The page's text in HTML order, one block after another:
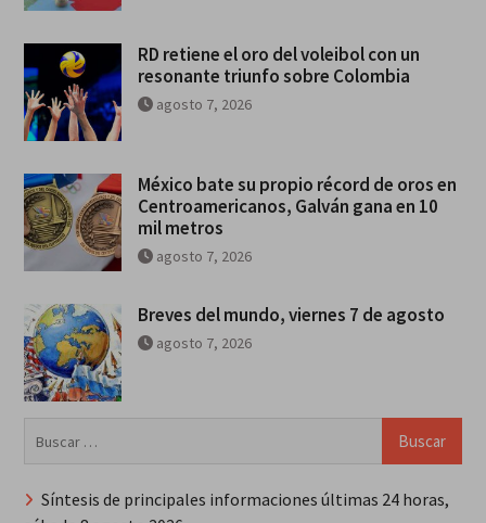
RD retiene el oro del voleibol con un
resonante triunfo sobre Colombia
agosto 7, 2026
México bate su propio récord de oros en
Centroamericanos, Galván gana en 10
mil metros
agosto 7, 2026
Breves del mundo, viernes 7 de agosto
agosto 7, 2026
Síntesis de principales informaciones últimas 24 horas,